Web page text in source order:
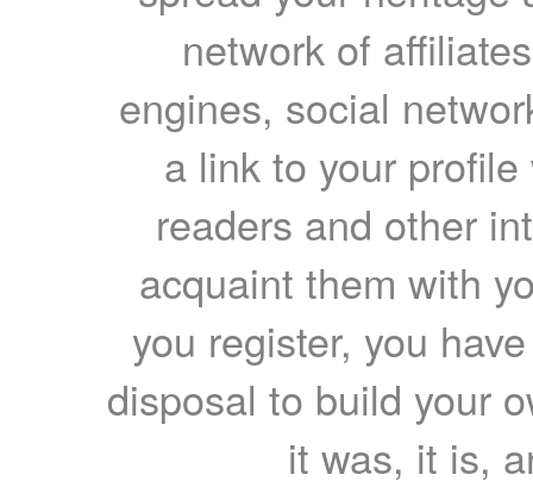
network of
engines, social
a link to your
readers and other
acquaint them with
you register, you
disposal to build your
it was, it is,